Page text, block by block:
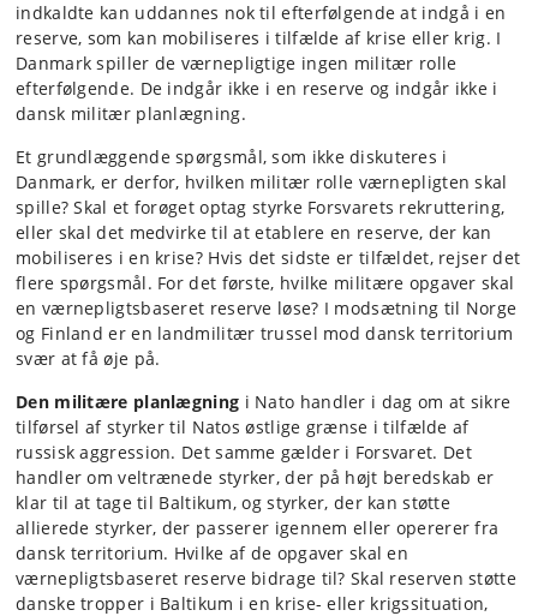
indkaldte kan uddannes nok til efterfølgende at indgå i en
reserve, som kan mobiliseres i tilfælde af krise eller krig. I
Danmark spiller de værnepligtige ingen militær rolle
efterfølgende. De indgår ikke i en reserve og indgår ikke i
dansk militær planlægning.
Et grundlæggende spørgsmål, som ikke diskuteres i
Danmark, er derfor, hvilken militær rolle værnepligten skal
spille? Skal et forøget optag styrke Forsvarets rekruttering,
eller skal det medvirke til at etablere en reserve, der kan
mobiliseres i en krise? Hvis det sidste er tilfældet, rejser det
flere spørgsmål. For det første, hvilke militære opgaver skal
en værnepligtsbaseret reserve løse? I modsætning til Norge
og Finland er en landmilitær trussel mod dansk territorium
svær at få øje på.
Den militære planlægning i Nato handler i dag om at sikre
tilførsel af styrker til Natos østlige grænse i tilfælde af
russisk aggression. Det samme gælder i Forsvaret. Det
handler om veltrænede styrker, der på højt beredskab er
klar til at tage til Baltikum, og styrker, der kan støtte
allierede styrker, der passerer igennem eller opererer fra
dansk territorium. Hvilke af de opgaver skal en
værnepligtsbaseret reserve bidrage til? Skal reserven støtte
danske tropper i Baltikum i en krise- eller krigssituation,